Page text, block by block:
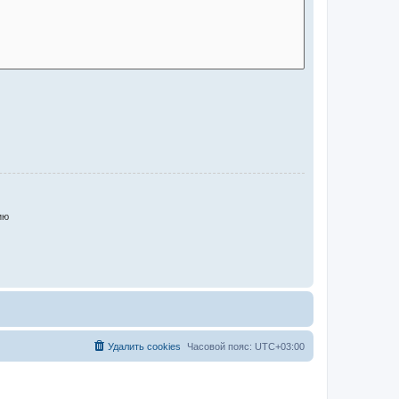
Часовой пояс: UTC+03:00
Удалить cookies